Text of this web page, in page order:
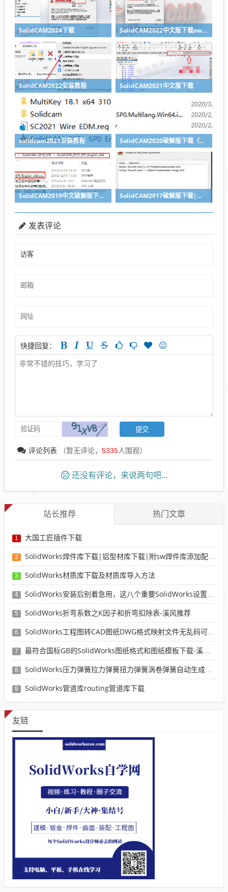
SolidCAM2024下载 SolidCAM2022中文版下载sw2020-2022可用
SolidCAM2022安装教程 SolidCAM2021中文版下载
solidcam2021安装教程 SolidCAM2020破解版下载（附SolidCAM020安装教程）
SolidCAM2019中文破解版下载|附SolidCAM2019安装教程-亲测可用 SolidCAM2017破解版下载|简体中文版附破解文件
发表评论
快捷回复：
评论列表 （暂无评论， 5335人围观）
还没有评论，来说两句吧...
站长推荐 热门文章
1 大国工匠插件下载
2 SolidWorks焊件库下载|铝型材库下载|附sw焊件库添加配置使用教程
3 SolidWorks材质库下载及材质库导入方法
4 SolidWorks安装后别着急用，这八个重要SolidWorks设置可以提高你的画图效率
5 SolidWorks折弯系数之K因子和折弯扣除表-溪风推荐
6 SolidWorks工程图转CAD图纸DWG格式映射文件无乱码可分层-溪风亲测推荐
7 最符合国标GB的SolidWorks图纸格式和图纸模板下载-溪风专用版
8 SolidWorks压力弹簧拉力弹簧扭力弹簧涡卷弹簧自动生成宏程序下载
9 SolidWorks管道库routing管道库下载
友链